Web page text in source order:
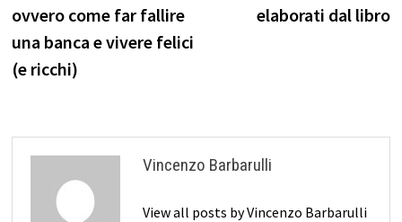
ovvero come far fallire
una banca e vivere felici
(e ricchi)
elaborati dal libro
Vincenzo Barbarulli
View all posts by Vincenzo Barbarulli